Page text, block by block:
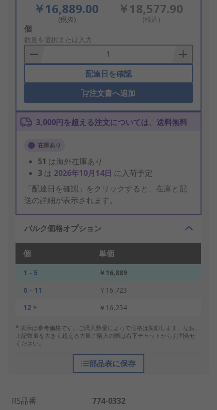
￥16,889.00
(税抜)
￥18,577.90
(税込)
Add
to
Basket
個
数量を選択または入力
配達日を確認
注文書へ追加
3,000円を超える注文については、送料無料
在庫あり
51 は海外在庫あり
3 は 2026年10月14日 に入荷予定
「配達日を確認」をクリックすると、在庫と配
送の詳細が表示されます。
バルク価格オプション
個 単価
1 - 5
￥16,889
6 - 11
￥16,723
12 +
￥16,254
* 表示は参考価格です。ご購入数量によって価格は変動します。なお、
上記数量を大きく超える大量ご購入の際は右下チャットからお問合せ
ください。
部品表に保存
RS品番:
774-0332